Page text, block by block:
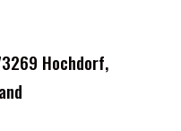
Hochdorf,